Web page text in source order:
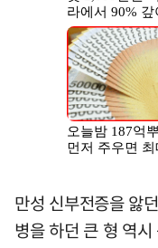
만성 신부전증을 앓
병을 하던 큰 형 역